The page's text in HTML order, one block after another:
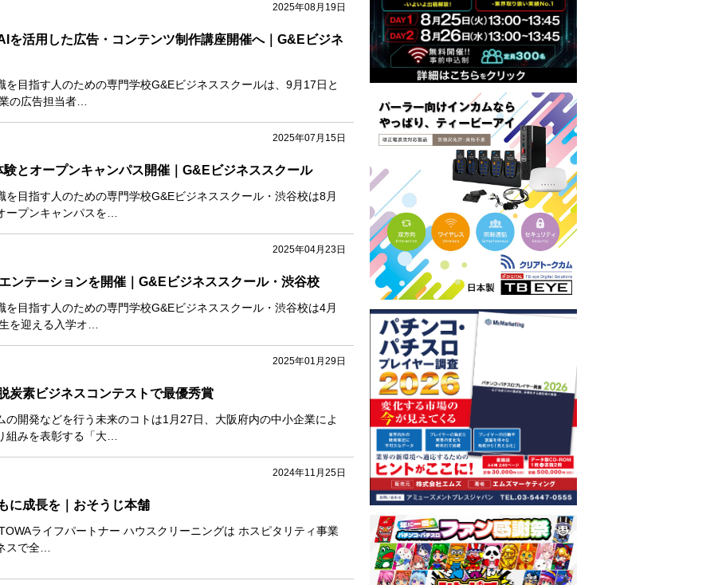
2025年08月19日
を活用した広告・コンテンツ制作講座開催へ｜G&Eビジネ
を目指す人のための専門学校G&Eビジネススクールは、9月17日と
の広告担当者…
2025年07月15日
とオープンキャンパス開催｜G&Eビジネススクール
を目指す人のための専門学校G&Eビジネススクール・渋谷校は8月
ープンキャンパスを…
2025年04月23日
ンテーションを開催｜G&Eビジネススクール・渋谷校
を目指す人のための専門学校G&Eビジネススクール・渋谷校は4月
を迎える入学オ…
2025年01月29日
炭素ビジネスコンテストで最優秀賞
の開発などを行う未来のコトは1月27日、大阪府内の中小企業によ
組みを表彰する「大…
2024年11月25日
に成長を｜おそうじ本舗
ライフパートナー ハウスクリーニングは ホスピタリティ事業
スで全…